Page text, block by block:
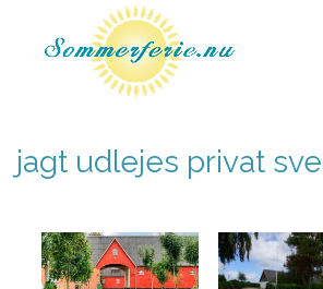
jagt udlejes privat